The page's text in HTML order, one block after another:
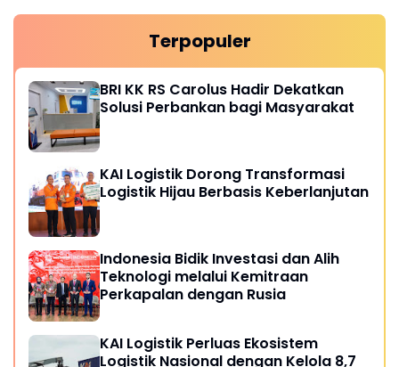
Terpopuler
BRI KK RS Carolus Hadir Dekatkan
Solusi Perbankan bagi Masyarakat
KAI Logistik Dorong Transformasi
Logistik Hijau Berbasis Keberlanjutan
Indonesia Bidik Investasi dan Alih
Teknologi melalui Kemitraan
Perkapalan dengan Rusia
KAI Logistik Perluas Ekosistem
Logistik Nasional dengan Kelola 8,7